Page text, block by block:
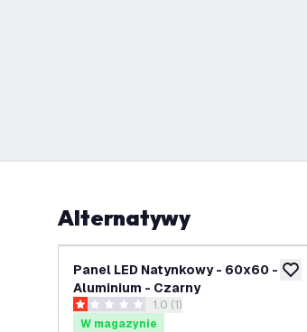
Alternatywy
Panel LED Natynkowy - 60x60 -
Aluminium - Czarny
otwórz panel recenzji
1 Gwiazdki oceny1.0 (1)
W magazynie